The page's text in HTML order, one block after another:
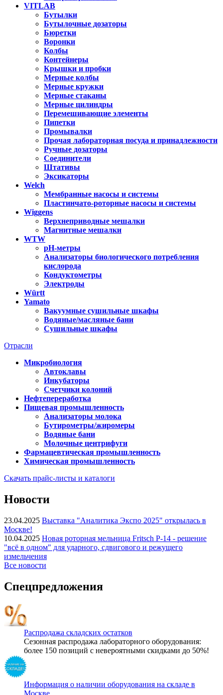
VITLAB
Бутылки
Бутылочные дозаторы
Бюретки
Воронки
Колбы
Контейнеры
Крышки и пробки
Мерные колбы
Мерные кружки
Мерные стаканы
Мерные цилиндры
Перемешивающие элементы
Пипетки
Промывалки
Прочая лабораторная посуда и принадлежности
Ручные дозаторы
Соединители
Штативы
Эксикаторы
Welch
Мембранные насосы и системы
Пластинчато-роторные насосы и системы
Wiggens
Верхнеприводные мешалки
Магнитные мешалки
WTW
pH-метры
Анализаторы биологического потребления
кислорода
Кондуктометры
Электроды
Württ
Yamato
Вакуумные сушильные шкафы
Водяные/масляные бани
Сушильные шкафы
Отрасли
Микробиология
Автоклавы
Инкубаторы
Счетчики колоний
Нефтепереработка
Пищевая промышленность
Анализаторы молока
Бутирометры/жиромеры
Водяные бани
Молочные центрифуги
Фармацевтическая промышленность
Химическая промышленность
Скачать прайс-листы и каталоги
Новости
23.04.2025 Выставка "Аналитика Экспо 2025" открылась в
Москве!
10.04.2025 Новая роторная мельница Fritsch P-14 - решение
"всё в одном" для ударного, сдвигового и режущего
измельчения
Все новости
Спецпредложения
Распродажа складских остатков
Сезонная распродажа лабораторного оборудования:
более 150 позиций с невероятными скидками до 50%!
Информация о наличии оборудования на складе в
Москве